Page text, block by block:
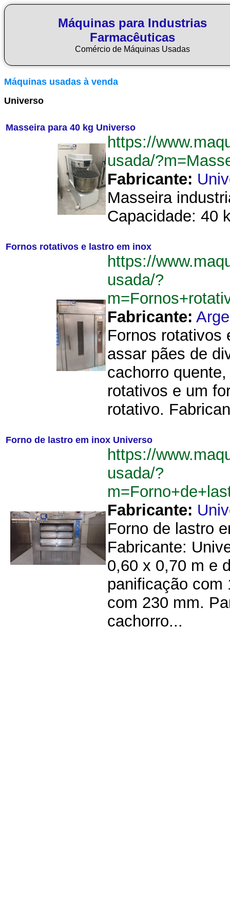
Máquinas para Industrias
Farmacêuticas
Comércio de Máquinas Usadas
Máquinas usadas à venda
Universo
Masseira para 40 kg Universo
https://
usada/
Fabricante:
Masseira
Capacidade: 40
Fornos rotativos e lastro em inox
https://
usada/?
Fabricante:
Fornos rotativos
assar pães de
cachorro
rotativos e um
rotativo.
Forno de lastro em inox Universo
https://
usada/?
Fabricante:
Forno de lastro
Fabricante:
0,60 x 0,70 m e
panificação com
com 230 mm.
cachorro...